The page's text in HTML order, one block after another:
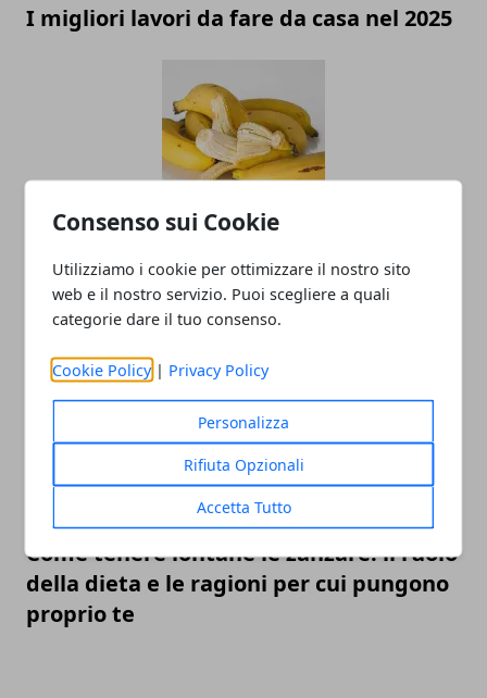
Consenso sui Cookie
Utilizziamo i cookie per ottimizzare il nostro sito
web e il nostro servizio. Puoi scegliere a quali
categorie dare il tuo consenso.
Cookie Policy | Privacy Policy
Personalizza
Rifiuta Opzionali
Accetta Tutto
I migliori lavori da fare da casa nel 2025
avocado: perché non dovresti ignorare
la pulizia
Come tenere lontane le zanzare: il ruolo
della dieta e le ragioni per cui pungono
proprio te